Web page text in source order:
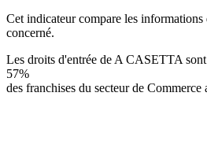
Cet indicateur compare les informations
concerné.
Les droits d'entrée de A CASETTA
57%
des franchises du secteur de